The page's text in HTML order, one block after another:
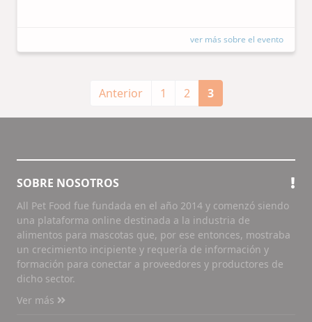
ver más sobre el evento
Anterior 1 2 3
SOBRE NOSOTROS
All Pet Food fue fundada en el año 2014 y comenzó siendo
una plataforma online destinada a la industria de
alimentos para mascotas que, por ese entonces, mostraba
un crecimiento incipiente y requería de información y
formación para conectar a proveedores y productores de
dicho sector.
Ver más